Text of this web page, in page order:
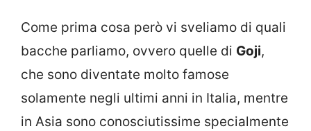
Come prima cosa però vi sveliamo di quali
bacche parliamo, ovvero quelle di Goji,
che sono diventate molto famose
solamente negli ultimi anni in Italia, mentre
in Asia sono conosciutissime specialmente